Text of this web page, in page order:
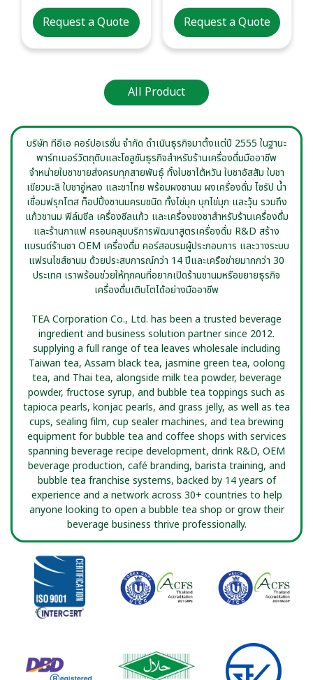
Request a Quote
Request a Quote
All Product
บริษัท ทีอีเอ คอร์ปอเรชั่น จำกัด ดำเนินธุรกิจมาตั้งแต่ปี 2555 ในฐานะ
พาร์ทเนอร์วัตถุดิบและโซลูชันธุรกิจสำหรับร้านเครื่องดื่มมืออาชีพ
จำหน่ายใบชาขายส่งครบทุกสายพันธุ์ ทั้งใบชาไต้หวัน ใบชาอัสสัม ใบชา
เขียวมะลิ ใบชาอู่หลง และชาไทย พร้อมผงชานม ผงเครื่องดื่ม ไซรัป น้ำ
เชื่อมฟรุกโตส ท็อปปิ้งชานมครบชนิด ทั้งไข่มุก บุกไข่มุก และวุ้น รวมถึง
แก้วชานม ฟิล์มซีล เครื่องซีลแก้ว และเครื่องชงชาสำหรับร้านเครื่องดื่ม
และร้านกาแฟ ครอบคลุมบริการพัฒนาสูตรเครื่องดื่ม R&D สร้าง
แบรนด์ร้านชา OEM เครื่องดื่ม คอร์สอบรมผู้ประกอบการ และวางระบบ
แฟรนไชส์ชานม ด้วยประสบการณ์กว่า 14 ปีและเครือข่ายมากกว่า 30
ประเทศ เราพร้อมช่วยให้ทุกคนที่อยากเปิดร้านชานมหรือขยายธุรกิจ
เครื่องดื่มเติบโตได้อย่างมืออาชีพ
TEA Corporation Co., Ltd. has been a trusted beverage
ingredient and business solution partner since 2012.
supplying a full range of tea leaves wholesale including
Taiwan tea, Assam black tea, jasmine green tea, oolong
tea, and Thai tea, alongside milk tea powder, beverage
powder, fructose syrup, and bubble tea toppings such as
tapioca pearls, konjac pearls, and grass jelly, as well as tea
cups, sealing film, cup sealer machines, and tea brewing
equipment for bubble tea and coffee shops with services
spanning beverage recipe development, drink R&D, OEM
beverage production, café branding, barista training, and
bubble tea franchise systems, backed by 14 years of
experience and a network across 30+ countries to help
anyone looking to open a bubble tea shop or grow their
beverage business thrive professionally.